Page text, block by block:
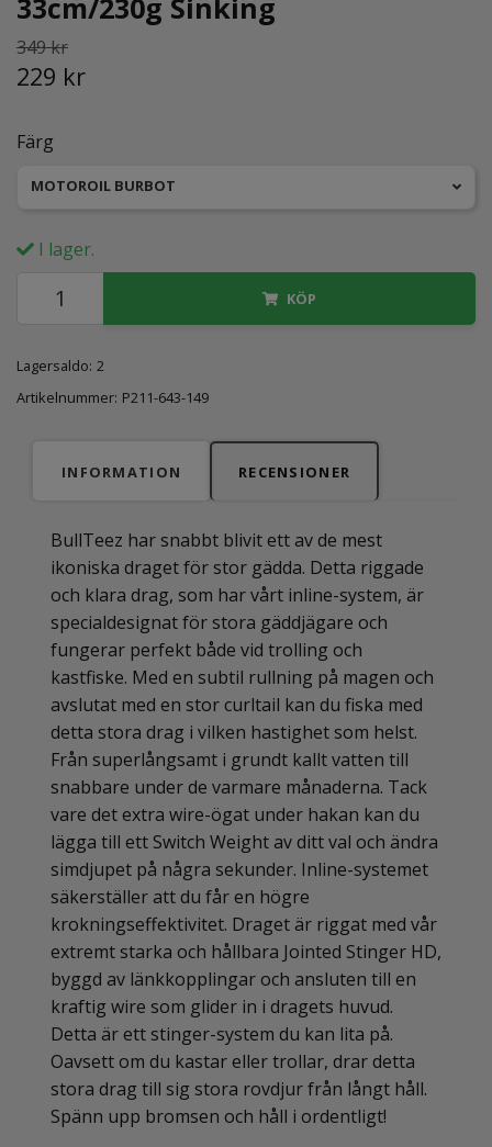
33cm/230g Sinking
349 kr
229 kr
Färg
MOTOROIL BURBOT
I lager.
KÖP
Lagersaldo: 2
Artikelnummer: P211-643-149
INFORMATION RECENSIONER
BullTeez har snabbt blivit ett av de mest
ikoniska draget för stor gädda. Detta riggade
och klara drag, som har vårt inline-system, är
specialdesignat för stora gäddjägare och
fungerar perfekt både vid trolling och
kastfiske. Med en subtil rullning på magen och
avslutat med en stor curltail kan du fiska med
detta stora drag i vilken hastighet som helst.
Från superlångsamt i grundt kallt vatten till
snabbare under de varmare månaderna. Tack
vare det extra wire-ögat under hakan kan du
lägga till ett Switch Weight av ditt val och ändra
simdjupet på några sekunder. Inline-systemet
säkerställer att du får en högre
krokningseffektivitet. Draget är riggat med vår
extremt starka och hållbara Jointed Stinger HD,
byggd av länkkopplingar och ansluten till en
kraftig wire som glider in i dragets huvud.
Detta är ett stinger-system du kan lita på.
Oavsett om du kastar eller trollar, drar detta
stora drag till sig stora rovdjur från långt håll.
Spänn upp bromsen och håll i ordentligt!